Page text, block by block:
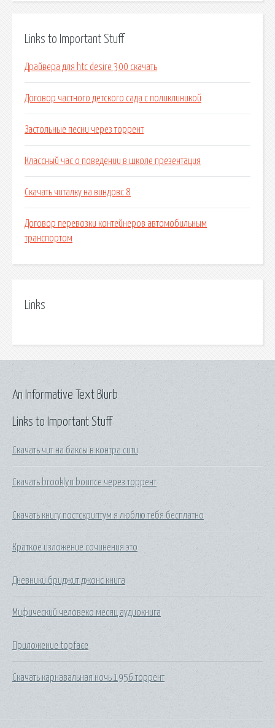
Links to Important Stuff
Драйвера для htc desire 300 скачать
Договор частного детского сада с поликлиникой
Застольные песни через торрент
Классный час о поведении в школе презентация
Скачать читалку на виндовс 8
Договор перевозки контейнеров автомобильным
транспортом
Links
Links to Important Stuff
Скачать чит на баксы в контра сити
Скачать brooklyn bounce через торрент
Скачать книгу постскриптум я люблю тебя бесплатно
Краткое изложение сочинения это
Дневники бриджит джонс книга
Мифический человеко месяц аудиокнига
Приложение topface
Скачать карнавальная ночь 1956 торрент
An Informative Text Blurb